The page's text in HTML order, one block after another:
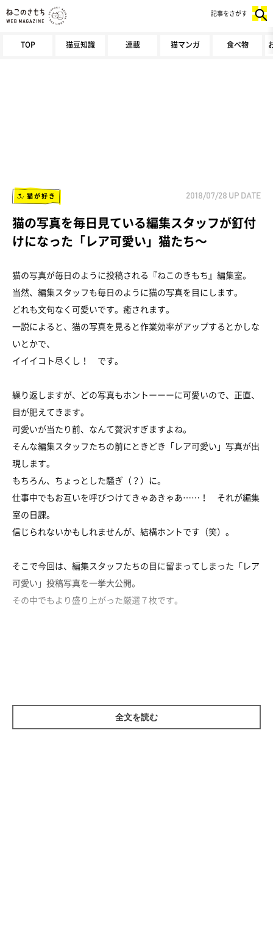
TOP 猫豆知識 連載 猫マンガ 食べ物
記事をさがす
猫が好き 2018/07/28 UP DATE
猫の写真を毎日見ている編集スタッフが釘付
けになった「レア可愛い」猫たち～
猫の写真が毎日のように投稿される『ねこのきもち』編集室。
当然、編集スタッフも毎日のように猫の写真を目にします。
どれも文句なく可愛いです。癒されます。
一説によると、猫の写真を見ると作業効率がアップするとかしな
いとかで、
イイイコト尽くし！ です。
繰り返しますが、どの写真もホントーーーに可愛いので、正直、
目が肥えてきます。
可愛いが当たり前、なんて贅沢すぎますよね。
そんな編集スタッフたちの前にときどき「レア可愛い」写真が出
現します。
もちろん、ちょっとした騒ぎ（？）に。
仕事中でもお互いを呼びつけてきゃあきゃあ……！ それが編集
室の日課。
信じられないかもしれませんが、結構ホントです（笑）。
そこで今回は、編集スタッフたちの目に留まってしまった「レア
可愛い」投稿写真を一挙大公開。
その中でもより盛り上がった厳選７枚です。
編集室に寄せられた「レア可愛い」写真のうち、「チャーミング
すぎる表情」が理由で編集スタッフたちの心を掴んで離さなかっ
全文を読む